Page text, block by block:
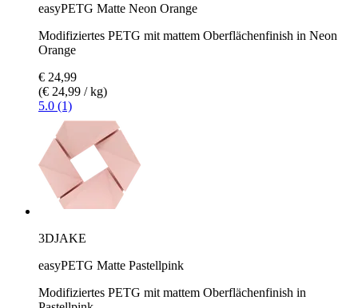
easyPETG Matte Neon Orange
Modifiziertes PETG mit mattem Oberflächenfinish in Neon
Orange
€ 24,99
(€ 24,99 / kg)
5.0 (1)
3DJAKE
easyPETG Matte Pastellpink
Modifiziertes PETG mit mattem Oberflächenfinish in